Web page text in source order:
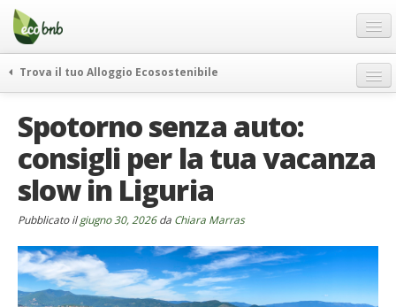
Menu
Salta
contenuto
Offerte Speciali
Regali
FAQ
Chi Siamo
Partner
Contatti
Italiano
Trova il tuo Alloggio Ecosostenibile
itinerari
curiosità
vivere e viaggiare verde
rassegna stampa
Spotorno senza auto:
consigli per la tua vacanza
slow in Liguria
Pubblicato ilgiugno 30, 2026da Chiara Marras